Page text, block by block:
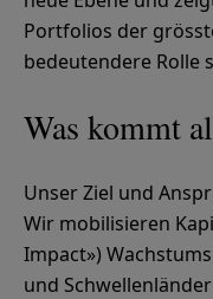
Portfolios der
bedeutendere Rolle
Was kommt
Unser Ziel und
Wir mobilisieren
Impact»)
und